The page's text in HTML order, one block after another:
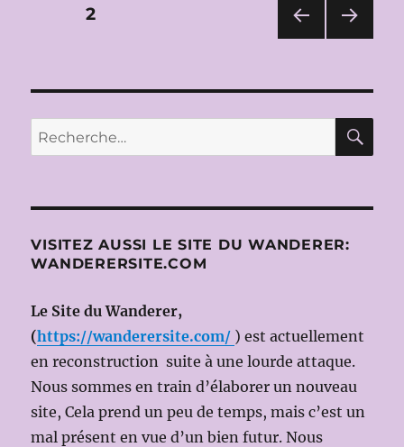
le
20
SEPTEMBRE
2014
Luc
dir.mus:
Asher
avec
HARTEROS
et
Thomas
Pagination
publications
CÉD
ENT
PAGE2
ANT
E
Recherche
pour :
VISITEZ AUSSI LE SITE DU WANDERER:
WANDERERSITE.COM
Le Site du Wanderer,
(https://wanderersite.com/ ) est actuellement
en reconstruction suite à une lourde attaque.
Nous sommes en train d’élaborer un nouveau
site, Cela prend un peu de temps, mais c’est un
mal présent en vue d’un bien futur. Nous